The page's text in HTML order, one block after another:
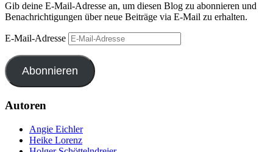
Gib deine E-Mail-Adresse an, um diesen Blog zu abonnieren und
Benachrichtigungen über neue Beiträge via E-Mail zu erhalten.
E-Mail-Adresse
Abonnieren
Autoren
Angie Eichler
Heike Lorenz